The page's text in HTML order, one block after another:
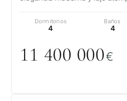
Dormitorios
4
Baños
4
11 400 000€